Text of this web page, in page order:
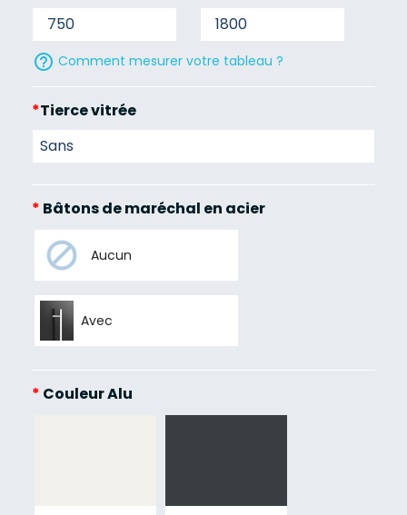
help_outline Comment mesurer votre tableau ?
*Tierce vitrée
* Bâtons de maréchal en acier
Aucun
Avec
* Couleur Alu